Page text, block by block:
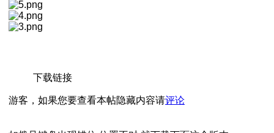
下载链接
游客，如果您要查看本帖隐藏内容请评论